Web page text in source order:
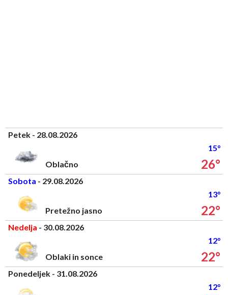
Petek - 28.08.2026
15°
Oblačno
26°
Sobota - 29.08.2026
13°
Pretežno jasno
22°
Nedelja - 30.08.2026
12°
Oblaki in sonce
22°
Ponedeljek - 31.08.2026
12°